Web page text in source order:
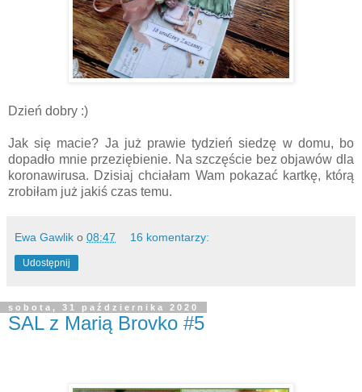
Dzień dobry :)
Jak się macie? Ja już prawie tydzień siedzę w domu, bo
dopadło mnie przeziębienie. Na szczęście bez objawów dla
koronawirusa. Dzisiaj chciałam Wam pokazać kartkę, którą
zrobiłam już jakiś czas temu.
Ewa Gawlik o 08:47 16 komentarzy:
Udostępnij
sobota, 31 października 2020
SAL z Marią Brovko #5